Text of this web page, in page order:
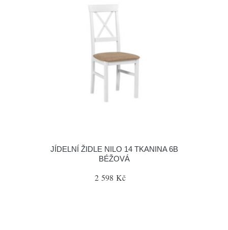
JÍDELNÍ ŽIDLE NILO 14 TKANINA 6B
BÉŽOVÁ
2 598 Kč